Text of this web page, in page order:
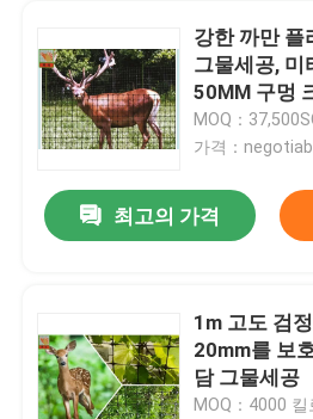
강한 까만 플
그물세공, 미
50MM 구멍
MOQ：
가격：
최고의 가격
1m 고도 검
20mm를 보
담 그물세공
MOQ：4000 킬